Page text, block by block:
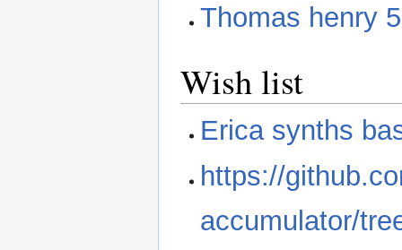
Thomas henry
Wish list
Erica synths
https://
accumulator/